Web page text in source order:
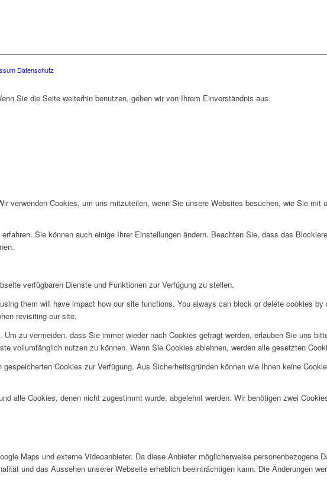
Datenschutz
Sie die Seite weiterhin benutzen, gehen wir von Ihrem Einverständnis aus.
verwenden Cookies, um uns mitzuteilen, wenn Sie unsere Websites besuchen, wie Sie mit
Sie können auch einige Ihrer Einstellungen ändern. Beachten Sie, dass das
verfügbaren Dienste und Funktionen zur Verfügung zu stellen.
them will have impact how our site functions. You always can block or delete cookies
revisiting our site.
zu vermeiden, dass Sie immer wieder nach Cookies gefragt werden, erlauben Sie uns
vollumfänglich nutzen zu können. Wenn Sie Cookies ablehnen, werden alle gesetzten
Cookies zur Verfügung. Aus Sicherheitsgründen können wie Ihnen keine
alle Cookies, denen nicht zugestimmt wurde, abgelehnt werden. Wir benötigen zwei
Maps und externe Videoanbieter. Da diese Anbieter möglicherweise personenbezogene
und das Aussehen unserer Webseite erheblich beeinträchtigen kann. Die Änderungen